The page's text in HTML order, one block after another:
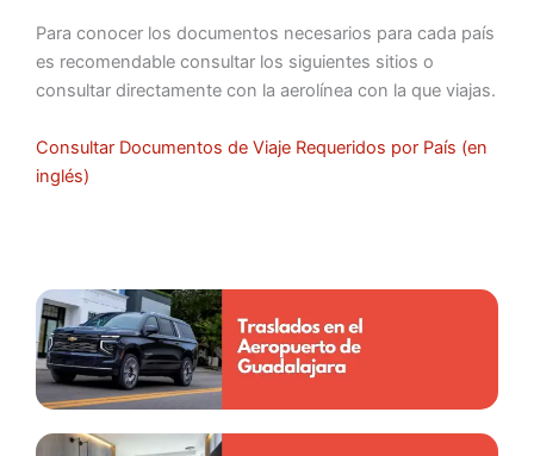
Para conocer los documentos necesarios para cada país
es recomendable consultar los siguientes sitios o
consultar directamente con la aerolínea con la que viajas.
Consultar Documentos de Viaje Requeridos por País (en
inglés)